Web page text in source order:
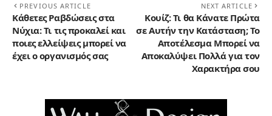
PREVIOUS ARTICLE
Κάθετες Ραβδώσεις στα
Νύχια: Τι τις προκαλεί και
ποιες ελλείψεις μπορεί να
έχει ο οργανισμός σας
NEXT ARTICLE
Κουίζ: Τι θα Κάνατε Πρώτα
σε Αυτήν την Κατάσταση; Το
Αποτέλεσμα Μπορεί να
Αποκαλύψει Πολλά για τον
Χαρακτήρα σου